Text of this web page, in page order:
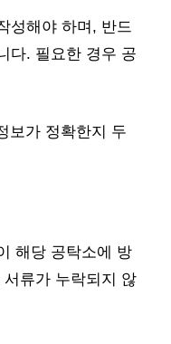
성해야 하며, 반드
다. 필요한 경우 공
보가 정확한지 두
해당 공탁소에 방
류가 누락되지 않